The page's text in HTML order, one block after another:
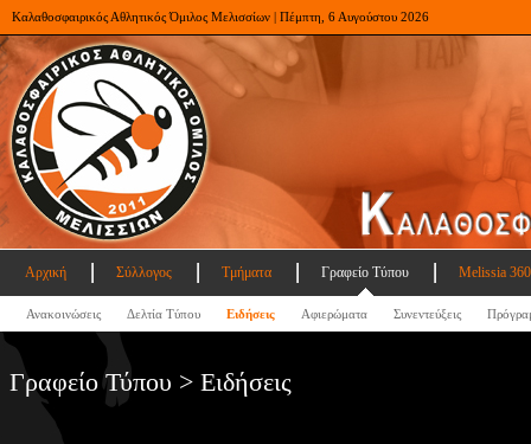
Καλαθοσφαιρικός Αθλητικός Όμιλος Μελισσίων | Πέμπτη, 6 Αυγούστου 2026
Αρχική Σύλλογος Τμήματα Γραφείο Τύπου Melissia
Ανακοινώσεις Δελτία Τύπου Ειδήσεις Αφιερώματα Συνεντεύξεις
Γραφείο Τύπου > Ειδήσεις